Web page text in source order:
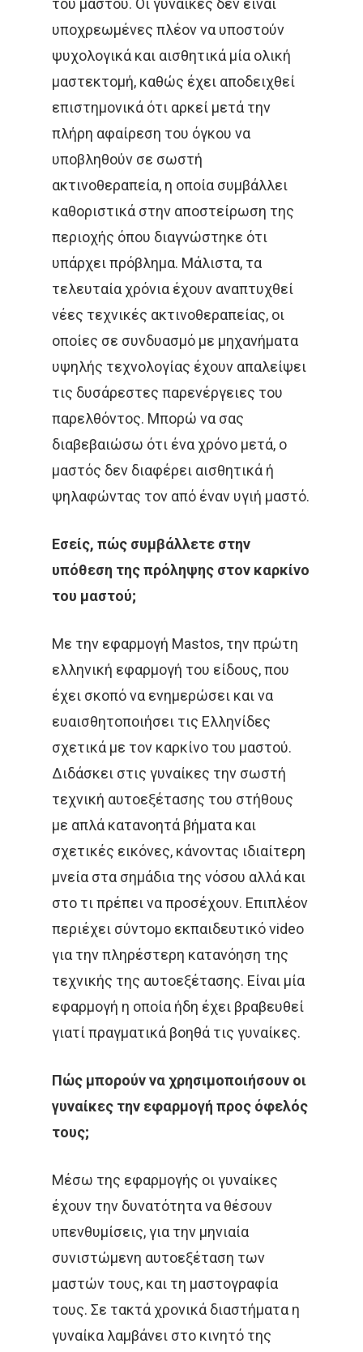
του μαστού. Οι γυναίκες δεν είναι
υποχρεωμένες πλέον να υποστούν
ψυχολογικά και αισθητικά μία ολική
μαστεκτομή, καθώς έχει αποδειχθεί
επιστημονικά ότι αρκεί μετά την
πλήρη αφαίρεση του όγκου να
υποβληθούν σε σωστή
ακτινοθεραπεία, η οποία συμβάλλει
καθοριστικά στην αποστείρωση της
περιοχής όπου διαγνώστηκε ότι
υπάρχει πρόβλημα. Μάλιστα, τα
τελευταία χρόνια έχουν αναπτυχθεί
νέες τεχνικές ακτινοθεραπείας, οι
οποίες σε συνδυασμό με μηχανήματα
υψηλής τεχνολογίας έχουν απαλείψει
τις δυσάρεστες παρενέργειες του
παρελθόντος. Μπορώ να σας
διαβεβαιώσω ότι ένα χρόνο μετά, ο
μαστός δεν διαφέρει αισθητικά ή
ψηλαφώντας τον από έναν υγιή μαστό.
Εσείς, πώς συμβάλλετε στην
υπόθεση της πρόληψης στον καρκίνο
του μαστού;
Με την εφαρμογή Mastos, την πρώτη
ελληνική εφαρμογή του είδους, που
έχει σκοπό να ενημερώσει και να
ευαισθητοποιήσει τις Ελληνίδες
σχετικά με τον καρκίνο του μαστού.
Διδάσκει στις γυναίκες την σωστή
τεχνική αυτοεξέτασης του στήθους
με απλά κατανοητά βήματα και
σχετικές εικόνες, κάνοντας ιδιαίτερη
μνεία στα σημάδια της νόσου αλλά και
στο τι πρέπει να προσέχουν. Επιπλέον
περιέχει σύντομο εκπαιδευτικό video
για την πληρέστερη κατανόηση της
τεχνικής της αυτοεξέτασης. Είναι μία
εφαρμογή η οποία ήδη έχει βραβευθεί
γιατί πραγματικά βοηθά τις γυναίκες.
Πώς μπορούν να χρησιμοποιήσουν οι
γυναίκες την εφαρμογή προς όφελός
τους;
Μέσω της εφαρμογής οι γυναίκες
έχουν την δυνατότητα να θέσουν
υπενθυμίσεις, για την μηνιαία
συνιστώμενη αυτοεξέταση των
μαστών τους, και τη μαστογραφία
τους. Σε τακτά χρονικά διαστήματα η
γυναίκα λαμβάνει στο κινητό της